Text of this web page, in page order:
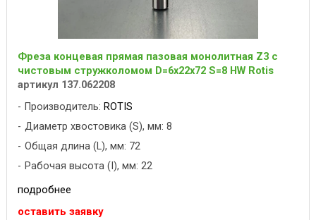
Фреза концевая прямая пазовая монолитная Z3 с
чистовым стружколомом D=6x22x72 S=8 HW Rotis
артикул 137.062208
Производитель: ROTIS
Диаметр хвостовика (S), мм: 8
Общая длина (L), мм: 72
Рабочая высота (I), мм: 22
подробнее
оставить заявку